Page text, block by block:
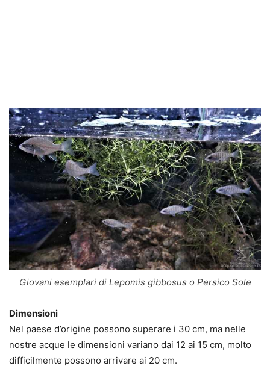
Giovani esemplari di Lepomis gibbosus o Persico Sole
Dimensioni
Nel paese d’origine possono superare i 30 cm, ma nelle
nostre acque le dimensioni variano dai 12 ai 15 cm, molto
difficilmente possono arrivare ai 20 cm.